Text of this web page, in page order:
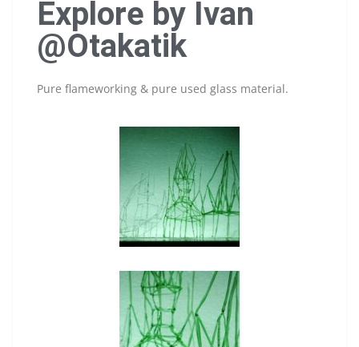
Explore by Ivan
@Otakatik
Pure flameworking & pure used glass material.